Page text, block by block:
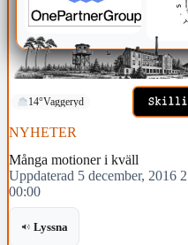
14°Vaggeryd
NYHETER
Många motioner i kväll
Uppdaterad 5 december, 2016
00:00
Lyssna